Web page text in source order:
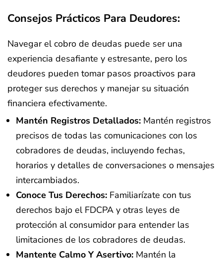
Consejos Prácticos Para Deudores:
Navegar el cobro de deudas puede ser una
experiencia desafiante y estresante, pero los
deudores pueden tomar pasos proactivos para
proteger sus derechos y manejar su situación
financiera efectivamente.
Mantén Registros Detallados: Mantén registros
precisos de todas las comunicaciones con los
cobradores de deudas, incluyendo fechas,
horarios y detalles de conversaciones o mensajes
intercambiados.
Conoce Tus Derechos: Familiarízate con tus
derechos bajo el FDCPA y otras leyes de
protección al consumidor para entender las
limitaciones de los cobradores de deudas.
Mantente Calmo Y Asertivo: Mantén la